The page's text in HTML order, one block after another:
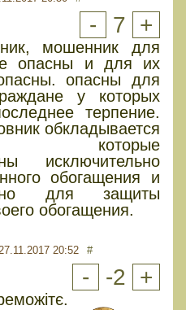
- 7 +
мошенник для
опасны и для их
опасны для
у которых
терпение.
обкладывается
которые
исключительно
обогащения и
для защиты
обогащения.
20:52 #
- -2 +